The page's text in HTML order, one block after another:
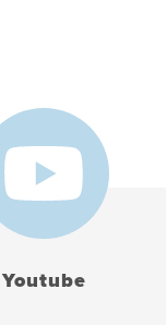
Youtube